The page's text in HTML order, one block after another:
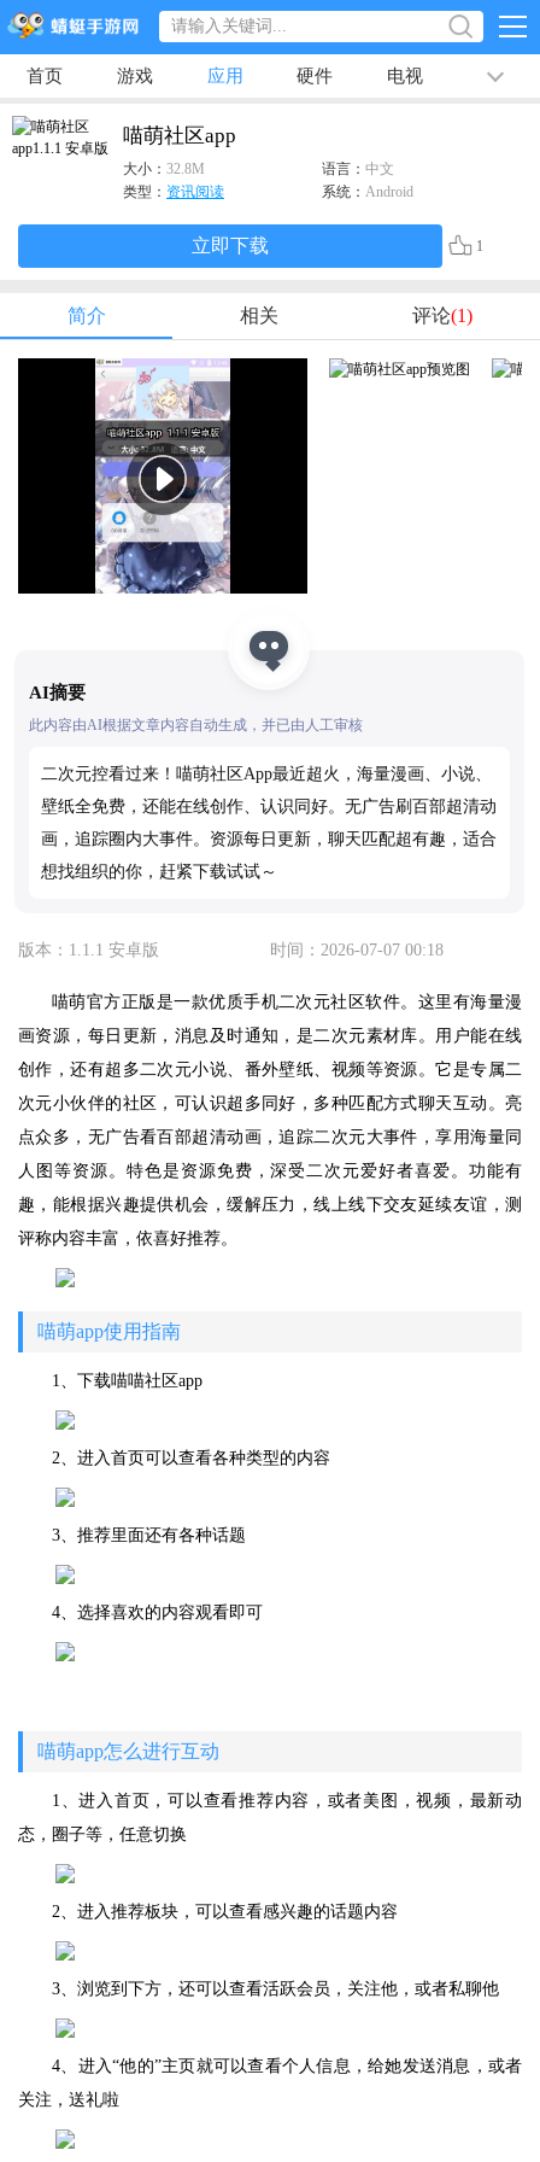
首页 游戏 应用 硬件 电视 排行榜
专题
喵萌社区app
大小： 32.8M 语言： 中文
类型： 资讯阅读 系统： Android
立即下载 1
简介 相关 评论(1)
AI摘要
此内容由AI根据文章内容自动生成，并已由人工审核
二次元控看过来！喵萌社区App最近超火，海量漫画、小说、
壁纸全免费，还能在线创作、认识同好。无广告刷百部超清动
画，追踪圈内大事件。资源每日更新，聊天匹配超有趣，适合
想找组织的你，赶紧下载试试～
版本：1.1.1 安卓版 时间：2026-07-07 00:18
喵萌官方正版是一款优质手机二次元社区软件。这里有海量漫
画资源，每日更新，消息及时通知，是二次元素材库。用户能在线
创作，还有超多二次元小说、番外壁纸、视频等资源。它是专属二
次元小伙伴的社区，可认识超多同好，多种匹配方式聊天互动。亮
点众多，无广告看百部超清动画，追踪二次元大事件，享用海量同
人图等资源。特色是资源免费，深受二次元爱好者喜爱。功能有
趣，能根据兴趣提供机会，缓解压力，线上线下交友延续友谊，测
评称内容丰富，依喜好推荐。
喵萌app使用指南
1、下载喵喵社区app
2、进入首页可以查看各种类型的内容
3、推荐里面还有各种话题
4、选择喜欢的内容观看即可
喵萌app怎么进行互动
1、进入首页，可以查看推荐内容，或者美图，视频，最新动
态，圈子等，任意切换
2、进入推荐板块，可以查看感兴趣的话题内容
3、浏览到下方，还可以查看活跃会员，关注他，或者私聊他
4、进入“他的”主页就可以查看个人信息，给她发送消息，或者
关注，送礼啦